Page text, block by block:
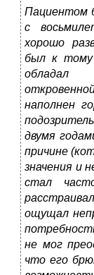
Пациентом
с
хорошо
был к тому
обладал
наполнен
двумя
причине
значения и
стал
ощущал
не мог
что его